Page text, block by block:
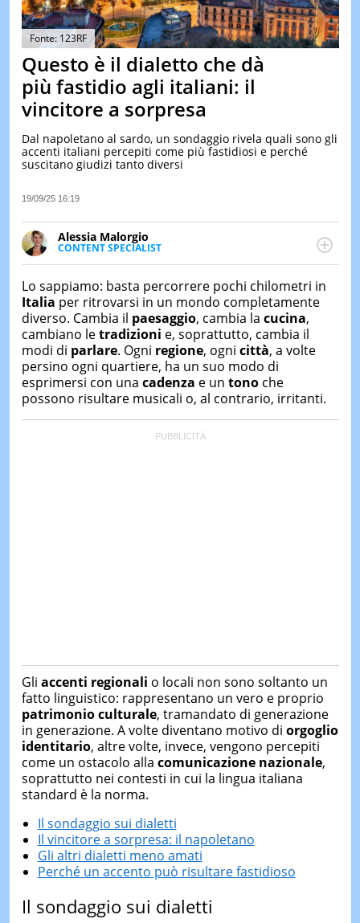
&
TEST
DI
OGGI
Fonte: 123RF
Questo è il dialetto che dà
più fastidio agli italiani: il
vincitore a sorpresa
Dal napoletano al sardo, un sondaggio rivela quali sono gli
accenti italiani percepiti come più fastidiosi e perché
suscitano giudizi tanto diversi
19/09/25 16:19
Alessia Malorgio
CONTENT SPECIALIST
Ha conseguito un Master in Marketing Management
occupa della creazione di contenuti in ottica SEO e
dello sviluppo di strategie marketing attraverso
canali digitali.
Lo sappiamo: basta percorrere pochi chilometri in
Italia per ritrovarsi in un mondo completamente
diverso. Cambia il paesaggio, cambia la cucina,
cambiano letradizioni e, soprattutto, cambia il
modi di parlare. Ogni regione, ogni città, a volte
persino ogni quartiere, ha un suo modo di
esprimersi con una cadenza e un tonoche
possono risultare musicali o, al contrario, irritanti.
Gli accenti regionali o locali non sono soltanto un
fatto linguistico: rappresentano un vero e proprio
patrimonio culturale, tramandato di generazione
in generazione. A volte diventano motivo di orgoglio
identitario, altre volte, invece, vengono percepiti
come un ostacolo alla comunicazione nazionale,
soprattutto nei contesti in cui la lingua italiana
standard è la norma.
Il sondaggio sui dialetti
Il vincitore a sorpresa: il napoletano
Gli altri dialetti meno amati
Perché un accento può risultare fastidioso
Il sondaggio sui dialetti